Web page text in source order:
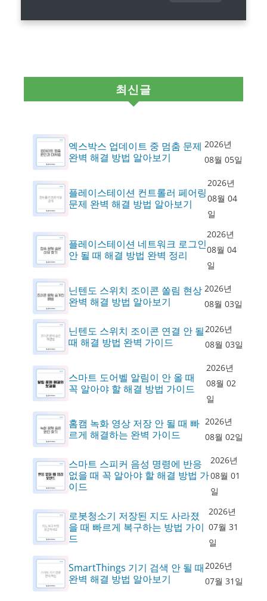
최신글
엑스박스 업데이트 중 멈춤 문제
완벽 해결 방법 알아보기
2026년
08월 05일
플레이스테이션 컨트롤러 페어링
문제 완벽 해결 방법 알아보기
2026년
08월 04
일
플레이스테이션 네트워크 로그인
안 될 때 해결 방법 완벽 정리
2026년
08월 04
일
닌텐도 스위치 조이콘 쏠림 현상
완벽 해결 방법 알아보기
2026년
08월 03일
닌텐도 스위치 조이콘 연결 안 될
때 해결 방법 완벽 가이드
2026년
08월 03일
스마트 도어벨 알림이 안 올 때
꼭 알아야 할 해결 방법 가이드
2026년
08월 02
일
홈캠 녹화 영상 저장 안 될 때 빠
르게 해결하는 완벽 가이드
2026년
08월 02일
스마트 스피커 음성 명령에 반응
없을 때 꼭 알아야 할 해결 방법 가
이드
2026년
08월 01
일
로봇청소기 저장된 지도 사라졌
을 때 빠르게 복구하는 방법 가이
드
2026년
07월 31
일
SmartThings 기기 검색 안 될 때
완벽 해결 방법 알아보기
2026년
07월 31일